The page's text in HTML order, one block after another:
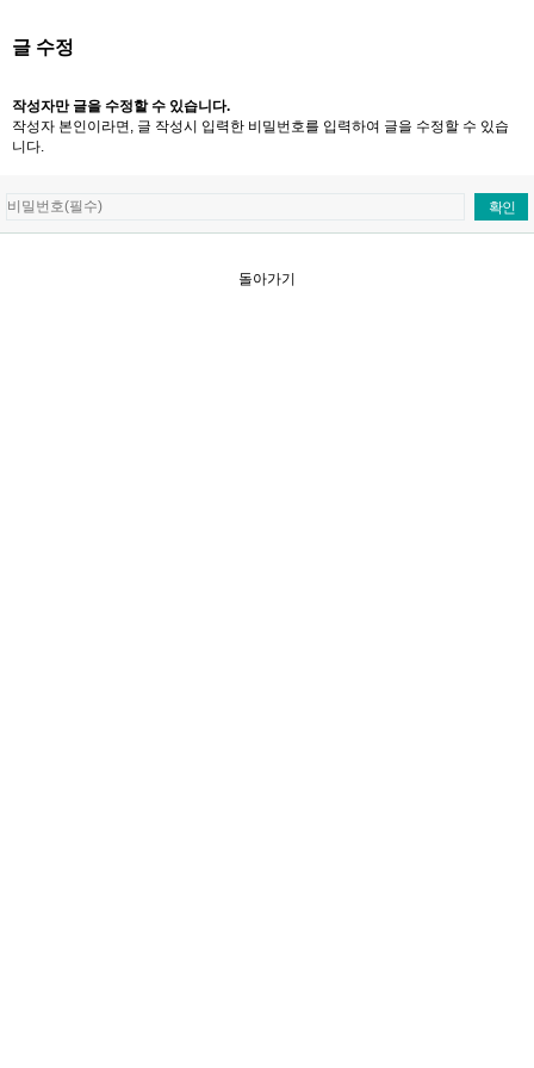
글 수정
작성자만 글을 수정할 수 있습니다.
작성자 본인이라면, 글 작성시 입력한 비밀번호를 입력하여 글을 수정할 수 있습
니다.
돌아가기